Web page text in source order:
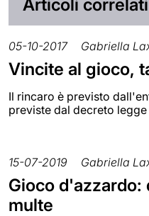
Articoli correlati
05-10-2017 Gabriella
Vincite al gioco,
Il rincaro è previsto
previste dal decreto
15-07-2019 Gabriella
Gioco d'azzardo:
multe